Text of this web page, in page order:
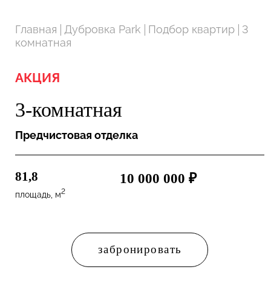
Главная Дубровка Park Подбор квартир
3
комнатная
АКЦИЯ
3-комнатная
Предчистовая отделка
81,8
площадь, м2
10 000 000 ₽
забронировать